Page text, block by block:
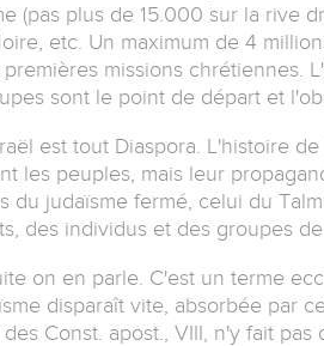
(pas plus de 15.000 sur la rive
etc. Un maximum de 4
missions chrétiennes.
sont le point de départ et
est tout Diaspora. L'histoire
les peuples, mais leur
du judaïsme fermé, celui du
des individus et des groupes de
on en parle. C'est un terme
disparaît vite, absorbée par
Const. apost., VIII, n'y fait pas